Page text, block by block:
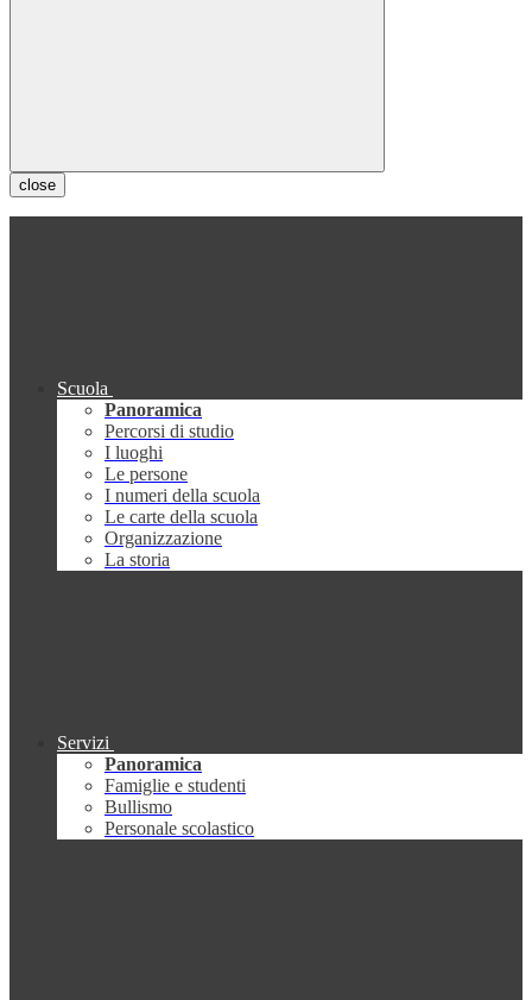
close
Scuola
Panoramica
Percorsi di studio
I luoghi
Le persone
I numeri della scuola
Le carte della scuola
Organizzazione
La storia
Servizi
Panoramica
Famiglie e studenti
Bullismo
Personale scolastico